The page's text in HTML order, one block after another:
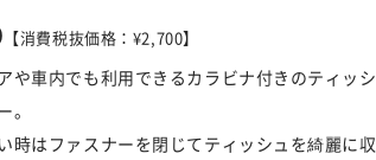
【消費税抜価格：¥2,700】
や車内でも利用できるカラビナ付きのティッシ
。
時はファスナーを閉じてティッシュを綺麗に収